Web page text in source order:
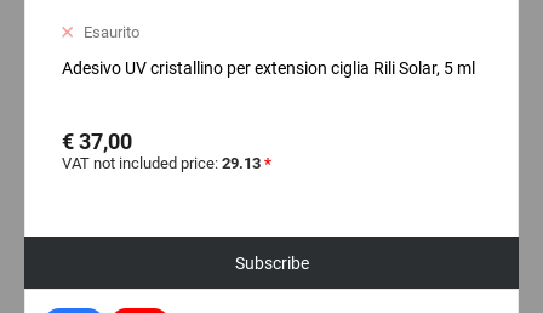
Esaurito
Adesivo UV cristallino per extension ciglia Rili Solar, 5 ml
€ 37,00
VAT not included price: 29.13 *
Subscribe